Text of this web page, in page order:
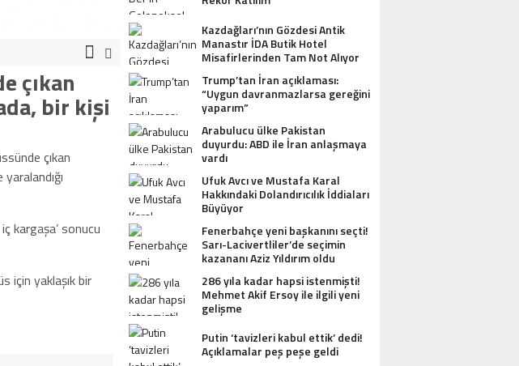
çıkan
bir kişi
çıkan
kargaşa’ sonucu
için yaklaşık bir
Kazdağları’nın Gözdesi Antik
Manastır İDA Butik Hotel
Misafirlerinden Tam Not Alıyor
Trump’tan İran açıklaması:
“Uygun davranmazlarsa gereğini
yaparım”
Arabulucu ülke Pakistan
duyurdu: ABD ile İran anlaşmaya
vardı
Ufuk Avcı ve Mustafa Karal
Hakkındaki Dolandırıcılık İddiaları
Büyüyor
Fenerbahçe yeni başkanını seçti!
Sarı-Lacivertliler’de seçimin
kazananı Aziz Yıldırım oldu
286 yıla kadar hapsi istenmişti!
Mehmet Akif Ersoy ile ilgili yeni
gelişme
Putin ‘tavizleri kabul ettik’ dedi!
Açıklamalar peş peşe geldi